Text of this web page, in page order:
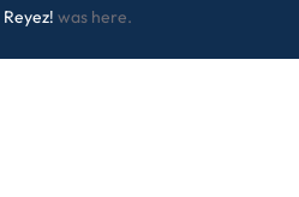
Reyez! was here.